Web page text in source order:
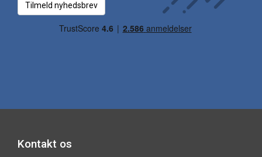
Tilmeld nyhedsbrev
Kontakt os